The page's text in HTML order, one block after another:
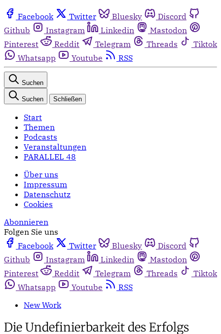
Facebook Twitter Bluesky
Discord
Github
Instagram Linkedin
Mastodon
Pinterest
Reddit Telegram Threads
Tiktok
Whatsapp
Youtube RSS
Suchen
Suchen Schließen
Start
Themen
Podcasts
Veranstaltungen
PARALLEL 48
Über uns
Impressum
Datenschutz
Cookies
Abonnieren
Folgen Sie uns
Facebook
Twitter Bluesky
Discord
Github
Instagram Linkedin
Mastodon
Pinterest
Reddit Telegram Threads
Tiktok
Whatsapp
Youtube
RSS
New Work
Die Undefinierbarkeit des Erfolgs